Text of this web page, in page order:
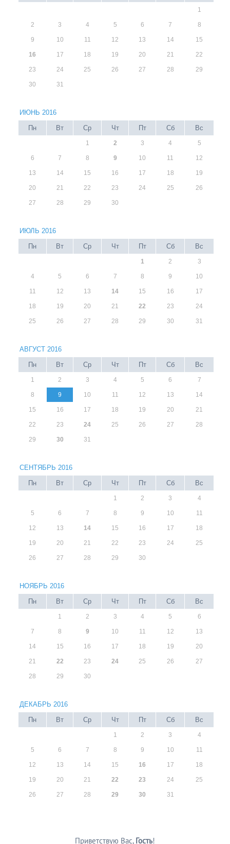
1
2 3 4 5 6 7 8
9 10 11 12 13 14 15
16 17 18 19 20 21 22
23 24 25 26 27 28 29
30 31
ИЮНЬ 2016
Пн
Вт Ср Чт Пт Сб Вс
1 2 3 4 5
6 7 8 9 10 11 12
13 14 15 16 17 18 19
20 21 22 23 24 25 26
27 28 29 30
ИЮЛЬ 2016
Пн
Вт Ср Чт Пт Сб Вс
1 2 3
4 5 6 7 8 9 10
11 12 13 14 15 16 17
18 19 20 21 22 23 24
25 26 27 28 29 30 31
АВГУСТ 2016
Пн
Вт Ср Чт Пт Сб Вс
1 2 3 4 5 6 7
8 9 10 11 12 13 14
15 16 17 18 19 20 21
22 23 24 25 26 27 28
29 30 31
СЕНТЯБРЬ 2016
Пн
Вт Ср Чт Пт Сб Вс
1 2 3 4
5 6 7 8 9 10 11
12 13 14 15 16 17 18
19 20 21 22 23 24 25
26 27 28 29 30
НОЯБРЬ 2016
Пн
Вт Ср Чт Пт Сб Вс
1 2 3 4 5 6
7 8 9 10 11 12 13
14 15 16 17 18 19 20
21 22 23 24 25 26 27
28 29 30
ДЕКАБРЬ 2016
Пн
Вт Ср Чт Пт Сб Вс
1 2 3 4
5 6 7 8 9 10 11
12 13 14 15 16 17 18
19 20 21 22 23 24 25
26 27 28 29 30 31
Приветствую Вас, Гость!